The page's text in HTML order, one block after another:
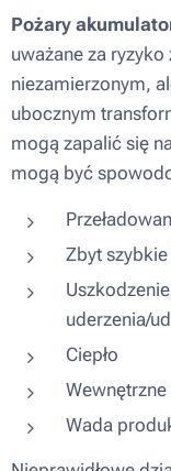
Pożary
uważane za
niezamierzonym,
ubocznym
mogą zapalić się
mogą być
Zbyt szybkie
uderzenia/
Ciepło
Wada